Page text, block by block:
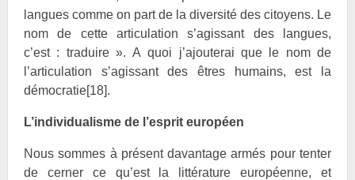
langues comme on part de la diversité des citoyens. Le
nom de cette articulation s’agissant des langues,
c’est : traduire ». A quoi j’ajouterai que le nom de
l’articulation s’agissant des êtres humains, est la
démocratie[18].
L’individualisme de l’esprit européen
Nous sommes à présent davantage armés pour tenter
de cerner ce qu’est la littérature européenne, et